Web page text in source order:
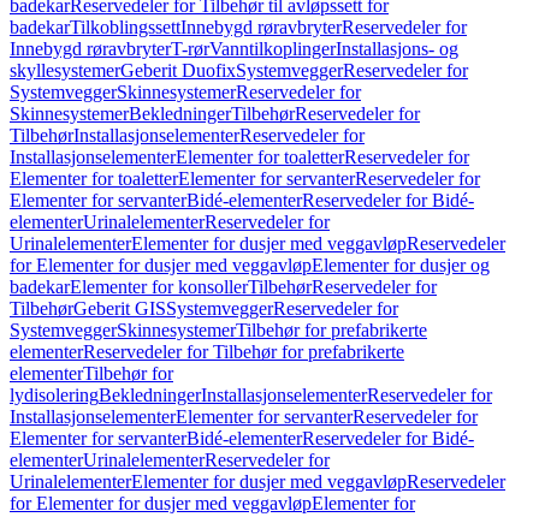
badekarReservedeler for Tilbehør til avløpssett for
badekarTilkoblingssettInnebygd røravbryterReservedeler for
Innebygd røravbryterT-rørVanntilkoplingerInstallasjons- og
skyllesystemerGeberit DuofixSystemveggerReservedeler for
SystemveggerSkinnesystemerReservedeler for
SkinnesystemerBekledningerTilbehørReservedeler for
TilbehørInstallasjonselementerReservedeler for
InstallasjonselementerElementer for toaletterReservedeler for
Elementer for toaletterElementer for servanterReservedeler for
Elementer for servanterBidé-elementerReservedeler for Bidé-
elementerUrinalelementerReservedeler for
UrinalelementerElementer for dusjer med veggavløpReservedeler
for Elementer for dusjer med veggavløpElementer for dusjer og
badekarElementer for konsollerTilbehørReservedeler for
TilbehørGeberit GISSystemveggerReservedeler for
SystemveggerSkinnesystemerTilbehør for prefabrikerte
elementerReservedeler for Tilbehør for prefabrikerte
elementerTilbehør for
lydisoleringBekledningerInstallasjonselementerReservedeler for
InstallasjonselementerElementer for servanterReservedeler for
Elementer for servanterBidé-elementerReservedeler for Bidé-
elementerUrinalelementerReservedeler for
UrinalelementerElementer for dusjer med veggavløpReservedeler
for Elementer for dusjer med veggavløpElementer for